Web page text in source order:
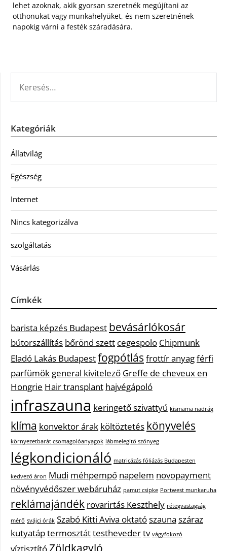
lehet azoknak, akik gyorsan szeretnék megújítani az
otthonukat vagy munkahelyüket, és nem szeretnének
napokig várni a festék száradására.
Kategóriák
Állatvilág
Egészség
Internet
Nincs kategorizálva
szolgáltatás
Vásárlás
Címkék
barista képzés Budapest bevásárlókosár
bútorszállítás bőrönd szett cegespolo Chipmunk
Eladó Lakás Budapestfogpótlás frottír anyagférfi
parfümök general kivitelező Greffe de cheveux en
Hongrie Hair transplant hajvégápoló
infraszauna keringető szivattyú kismama nadrág
klíma konvektor árak költöztetés könyvelés
környezetbarát csomagolóanyagok lábmelegítő szőnyeg
légkondicionáló matricázás fóliázás Budapesten
kedvező áron Mudi méhpempő napelem novopayment
növényvédőszer webáruház pamut csipke Portwest munkaruha
reklámajándék rovarirtás Keszthely rétegvastagság
mérő svájci órák Szabó Kitti Aviva oktatószauna száraz
kutyatáptermosztáttesthevedertv vágyfokozó
Zöldkagyló